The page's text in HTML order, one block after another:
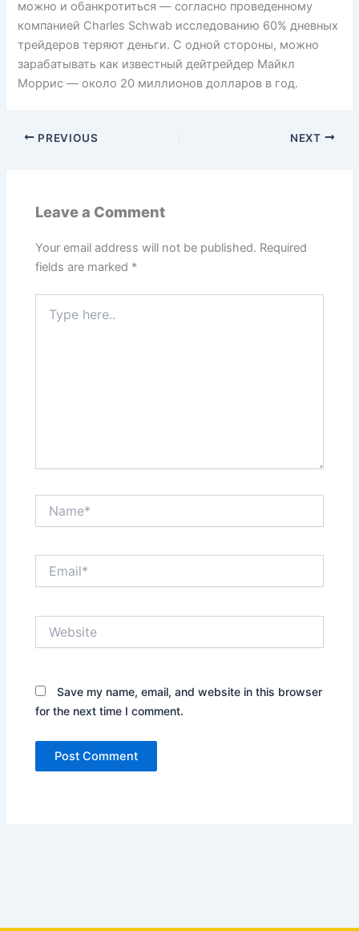
можно и обанкротиться — согласно проведенному
компанией Charles Schwab исследованию 60% дневных
трейдеров теряют деньги. С одной стороны, можно
зарабатывать как известный дейтрейдер Майкл
Моррис — около 20 миллионов долларов в год.
PREVIOUS NEXT
Leave a Comment
Your email address will not be published. Required
fields are marked *
here..
Save my name, email, and website in this browser
for the next time I comment.